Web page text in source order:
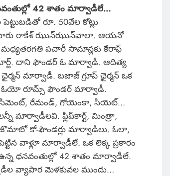
42 శాతం మార్వాడీలే…
రూ. 50వేల కోట్లు
రాకేశ్‌ ఝున్‌ఝున్‌వాలా. ఆయనో
పచారీ సామాన్లకు కేరాఫ్‌
దాని ఫౌండర్ ఓ మార్వాడీ. ఆదిత్య
ఛైర్మన్‌ మార్వాడీ. బజాజ్‌ గ్రూప్‌ ఛైర్మన్‌ ఒక
రూమ్స్‌ ఫౌండర్ మార్వాడీ.
సిమెంట్, రేమండ్, గోయెంకా, సియెట్‌…
మార్వాడీలవి. ఫ్లిప్‌కార్ట్, మింత్రా,
జొమాటో కో-ఫౌండర్లు మార్వాడీలు. ఓలా,
వాళ్లూ మార్వాడీలే. ఒక లెక్క ప్రకారం
ధనవంతుల్లో 42 శాతం మార్వాడీలే.
వ్యాపార మెళకువల ముందు…